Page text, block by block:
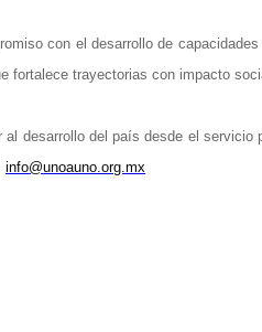
con el desarrollo de
fortalece trayectorias con impacto
desarrollo del país desde el
info@unoauno.org.mx